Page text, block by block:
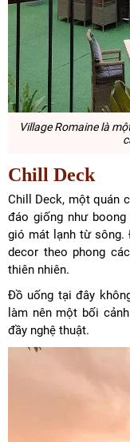
Village Romaine là
Chill Deck
Chill Deck, một quán
đáo giống như
gió mát lạnh từ sông.
decor theo phong
thiên nhiên.
Đồ uống tại đây
làm nên một bối
đầy nghệ thuật.